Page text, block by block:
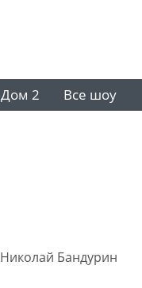
Дом 2 Все шоу
Николай Бандурин